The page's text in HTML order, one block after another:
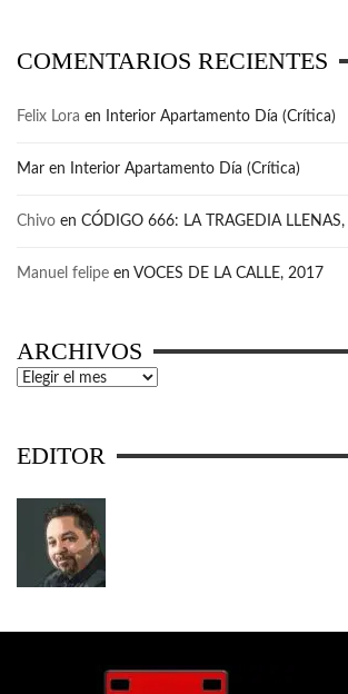
COMENTARIOS RECIENTES
Felix Lora en Interior Apartamento Día (Crítica)
Mar en Interior Apartamento Día (Crítica)
Chivo en CÓDIGO 666: LA TRAGEDIA
Manuel felipe en VOCES DE LA CALLE, 2017
ARCHIVOS
Archivos
EDITOR